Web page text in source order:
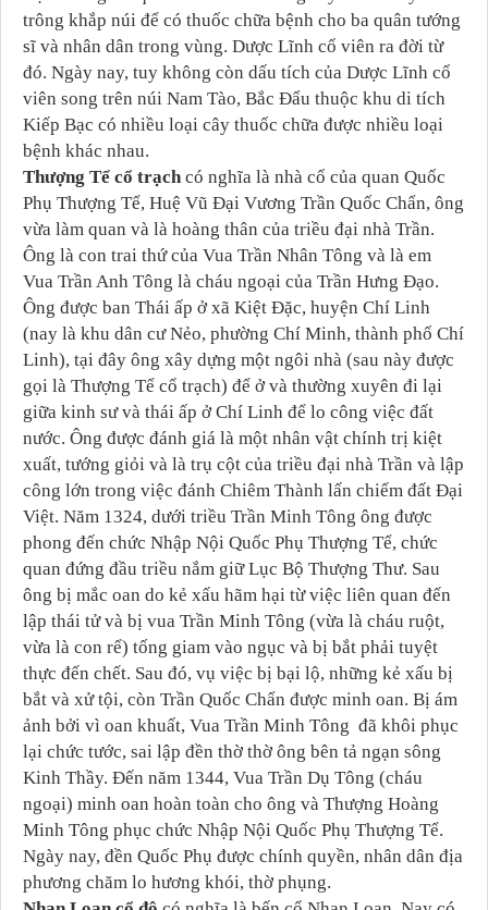
trông khắp núi để có thuốc chữa bệnh cho ba quân tướng
sĩ và nhân dân trong vùng. Dược Lĩnh cổ viên ra đời từ
đó. Ngày nay, tuy không còn dấu tích của Dược Lĩnh cổ
viên song trên núi Nam Tào, Bắc Đẩu thuộc khu di tích
Kiếp Bạc có nhiều loại cây thuốc chữa được nhiều loại
bệnh khác nhau.
Thượng Tể cổ trạchcó nghĩa là nhà cổ của quan Quốc
Phụ Thượng Tể, Huệ Vũ Đại Vương Trần Quốc Chẩn, ông
vừa làm quan và là hoàng thân của triều đại nhà Trần.
Ông là con trai thứ của Vua Trần Nhân Tông và là em
Vua Trần Anh Tông là cháu ngoại của Trần Hưng Đạo.
Ông được ban Thái ấp ở xã Kiệt Đặc, huyện Chí Linh
(nay là khu dân cư Nẻo, phường Chí Minh, thành phố Chí
Linh), tại đây ông xây dựng một ngôi nhà (sau này được
gọi là Thượng Tể cổ trạch) để ở và thường xuyên đi lại
giữa kinh sư và thái ấp ở Chí Linh để lo công việc đất
nước. Ông được đánh giá là một nhân vật chính trị kiệt
xuất, tướng giỏi và là trụ cột của triều đại nhà Trần và lập
công lớn trong việc đánh Chiêm Thành lấn chiếm đất Đại
Việt. Năm 1324, dưới triều Trần Minh Tông ông được
phong đến chức Nhập Nội Quốc Phụ Thượng Tể, chức
quan đứng đầu triều nắm giữ Lục Bộ Thượng Thư. Sau
ông bị mắc oan do kẻ xấu hãm hại từ việc liên quan đến
lập thái tử và bị vua Trần Minh Tông (vừa là cháu ruột,
vừa là con rể) tống giam vào ngục và bị bắt phải tuyệt
thực đến chết. Sau đó, vụ việc bị bại lộ, những kẻ xấu bị
bắt và xử tội, còn Trần Quốc Chẩn được minh oan. Bị ám
ảnh bởi vì oan khuất, Vua Trần Minh Tông đã khôi phục
lại chức tước, sai lập đền thờ thờ ông bên tả ngạn sông
Kinh Thầy. Đến năm 1344, Vua Trần Dụ Tông (cháu
ngoại) minh oan hoàn toàn cho ông và Thượng Hoàng
Minh Tông phục chức Nhập Nội Quốc Phụ Thượng Tể.
Ngày nay, đền Quốc Phụ được chính quyền, nhân dân địa
phương chăm lo hương khói, thờ phụng.